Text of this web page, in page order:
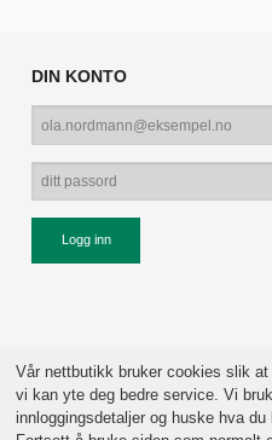
DIN KONTO
Vår nettbutikk bruker cookies slik
vi kan yte deg bedre service. Vi
innloggingsdetaljer og huske hva du